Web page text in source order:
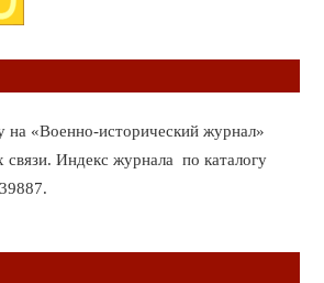
«Военно-исторический журнал»
связи. Индекс журнала по каталогу